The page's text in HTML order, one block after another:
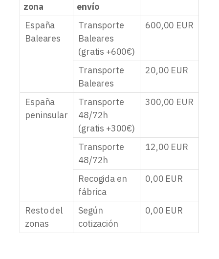
zona
envío
España
Baleares
Transporte
Baleares
(gratis +600€)
600,00 EUR
Transporte
Baleares
20,00 EUR
España
peninsular
Transporte
48/72h
(gratis +300€)
300,00 EUR
Transporte
48/72h
12,00 EUR
Recogida en
fábrica
0,00 EUR
Resto del
zonas
Según
cotización
0,00 EUR